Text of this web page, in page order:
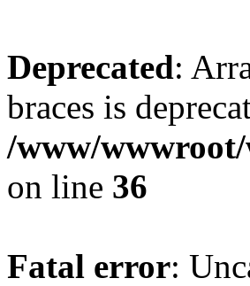
Deprecated:
braces is
/www/
on line 36
Fatal error: